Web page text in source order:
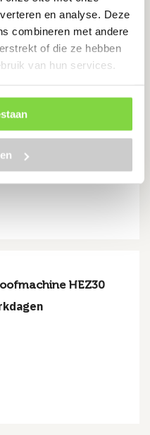
en analyse. Deze
combineren met andere
of die ze hebben
van hun services.
HEZ22
HEZ30